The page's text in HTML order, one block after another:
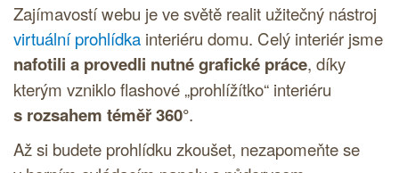
Zajímavostí webu je ve světě realit užitečný nástroj
virtuální prohlídka interiéru domu. Celý interiér jsme
nafotili a provedli nutné grafické práce, díky
kterým vzniklo flashové „prohlížítko“ interiéru
s rozsahem téměř 360°.
Až si budete prohlídku zkoušet, nezapomeňte se